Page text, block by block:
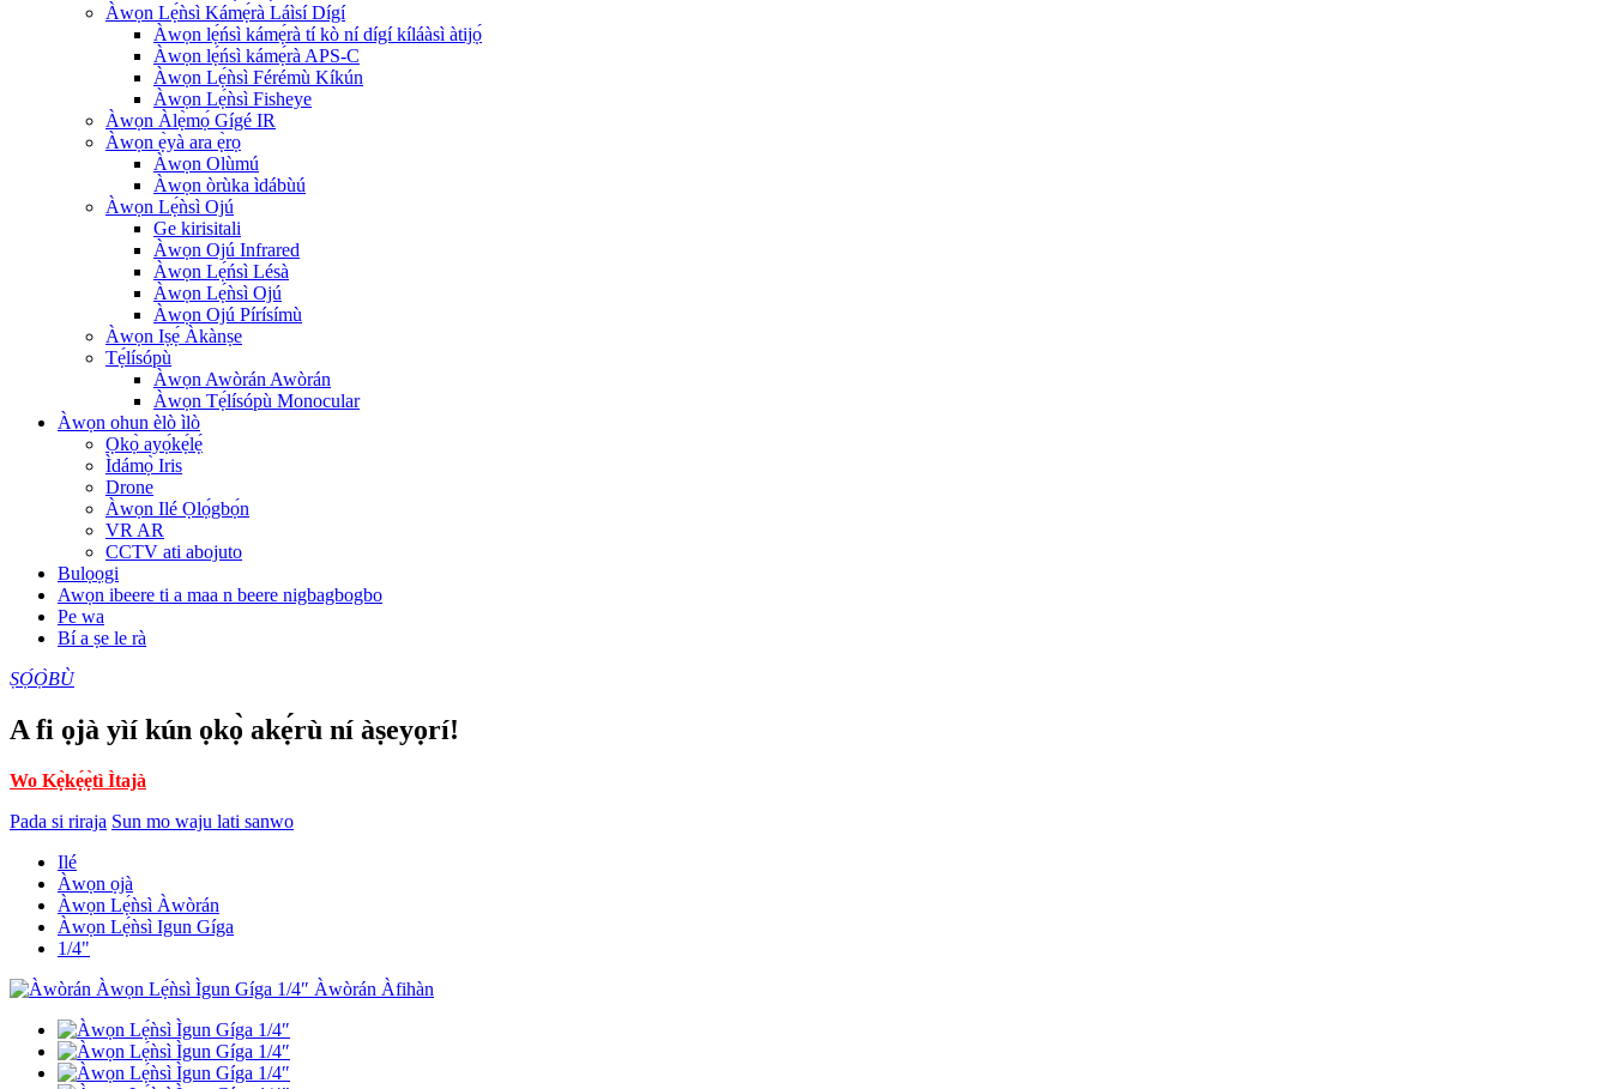
Àwọn Lẹ́ǹsì Kámẹ́rà Láìsí Dígí
Àwọn lẹ́ńsì kámẹ́rà tí kò ní dígí kíláàsì àtijọ́
Àwọn lẹ́ńsì kámẹ́rà APS-C
Àwọn Lẹ́ǹsì Férémù Kíkún
Àwọn Lẹ́ǹsì Fisheye
Àwọn Àlẹ̀mọ́ Gígé IR
Àwọn ẹ̀yà ara ẹ̀rọ
Àwọn Olùmú
Àwọn òrùka ìdábùú
Àwọn Lẹ́ǹsì Ojú
Ge kirisitali
Àwọn Ojú Infrared
Àwọn Lẹ́ńsì Lésà
Àwọn Lẹ́ǹsì Ojú
Àwọn Ojú Pírísímù
Àwọn Iṣẹ́ Àkànṣe
Tẹ́lísópù
Àwọn Awòrán Awòrán
Àwọn Tẹ́lísópù Monocular
Àwọn ohun èlò ìlò
Ọkọ̀ ayọ́kẹ́lẹ́
Ìdámọ̀ Iris
Drone
Àwọn Ilé Ọlọ́gbọ́n
VR AR
CCTV ati abojuto
Bulọọgi
Awọn ibeere ti a maa n beere nigbagbogbo
Pe wa
Bí a ṣe le rà
ṢỌ́Ọ̀BÙ
A fi ọjà yìí kún ọkọ̀ akẹ́rù ní àṣeyọrí!
Wo Kẹ̀kẹ́ẹ̀tì Ìtajà
Pada si riraja Sun mo waju lati sanwo
Ilé
Àwọn ọjà
Àwọn Lẹ́ǹsì Àwòrán
Àwọn Lẹ́ǹsì Igun Gíga
1/4"